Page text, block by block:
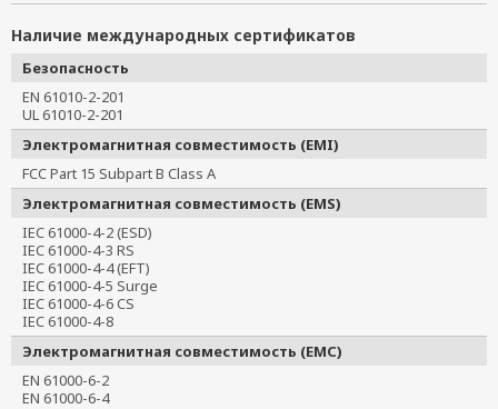
Наличие международных сертификатов
Безопасность
EN 61010-2-201
UL 61010-2-201
Электромагнитная совместимость (EMI)
FCC Part 15 Subpart B Class A
Электромагнитная совместимость (EMS)
IEC 61000-4-2 (ESD)
IEC 61000-4-3 RS
IEC 61000-4-4 (EFT)
IEC 61000-4-5 Surge
IEC 61000-4-6 CS
IEC 61000-4-8
Электромагнитная совместимость (EMC)
EN 61000-6-2
EN 61000-6-4